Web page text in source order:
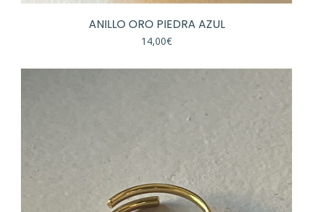
ANILLO ORO PIEDRA AZUL
14,00€